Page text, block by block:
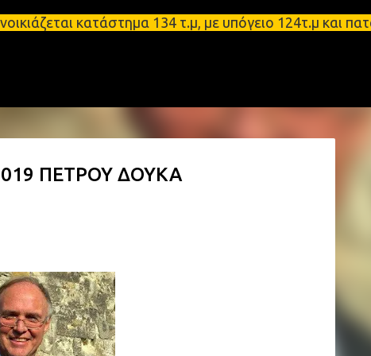
στο κύριο περιεχόμενο
κατάστημα 134 τ.μ, με υπόγειο 124τ.μ και
ΠΕΤΡΟΥ ΔΟΥΚΑ